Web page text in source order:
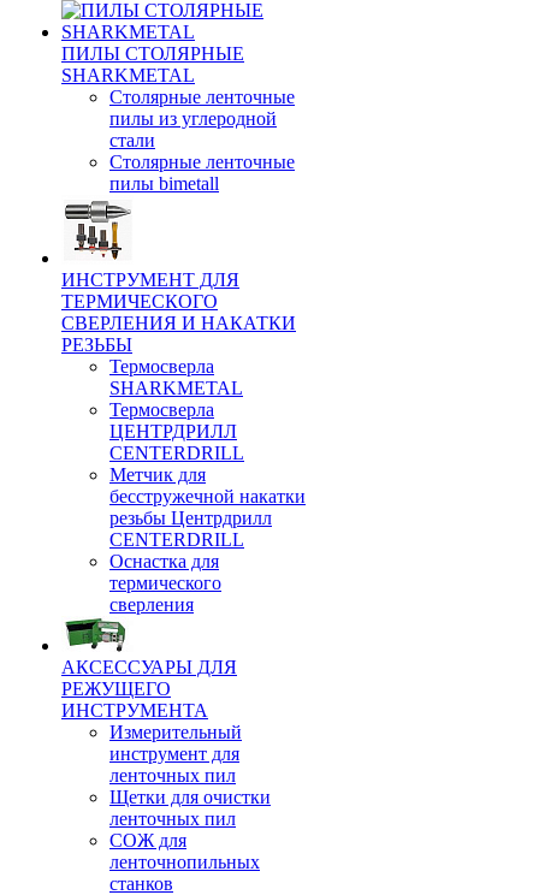
ПИЛЫ СТОЛЯРНЫЕ
SHARKMETAL
Столярные ленточные
пилы из углеродной
стали
Столярные ленточные
пилы bimetall
ИНСТРУМЕНТ ДЛЯ
ТЕРМИЧЕСКОГО
СВЕРЛЕНИЯ И НАКАТКИ
РЕЗЬБЫ
Термосверла
SHARKMETAL
Термосверла
ЦЕНТРДРИЛЛ
CENTERDRILL
Метчик для
бесстружечной накатки
резьбы Центрдрилл
CENTERDRILL
Оснастка для
термического
сверления
АКСЕССУАРЫ ДЛЯ
РЕЖУЩЕГО
ИНСТРУМЕНТА
Измерительный
инструмент для
ленточных пил
Щетки для очистки
ленточных пил
СОЖ для
ленточнопильных
станков